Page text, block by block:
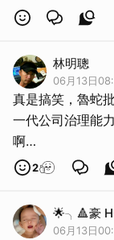
林明聰
06月13日
真是搞笑，魯蛇
一代公司治理能
啊…
2
🌟╮🔺豪
06月13日